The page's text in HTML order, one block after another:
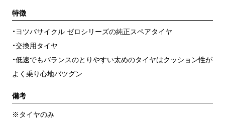
特徴
・ヨツバサイクル ゼロシリーズの純正スペアタイヤ
・交換用タイヤ
・低速でもバランスのとりやすい太めのタイヤはクッション性が
よく乗り心地バツグン
備考
※タイヤのみ